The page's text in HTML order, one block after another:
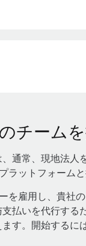
チーム
通常、現地法
ットフォームと
を雇用し、貴社
払いを代行する
す。開始するに